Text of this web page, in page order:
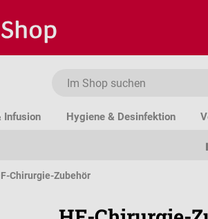
Infusion Hygiene & Desinfektion
Chirurgie-Zubehör